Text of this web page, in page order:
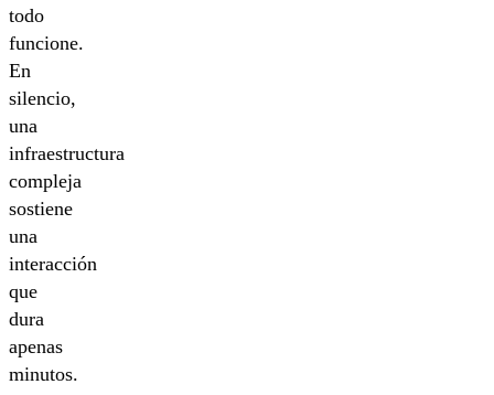
todo
funcione.
En
silencio,
una
infraestructura
compleja
sostiene
una
interacción
que
dura
apenas
minutos.